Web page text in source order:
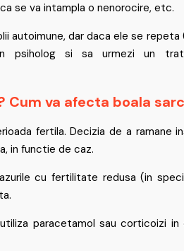
se va intampla o nenorocire, etc.
autoimune, dar daca ele se repeta
si sa urmezi un
Cum va afecta boala
fertila. Decizia de a ramane
in functie de caz.
cu fertilitate redusa (in
paracetamol sau corticoizi in